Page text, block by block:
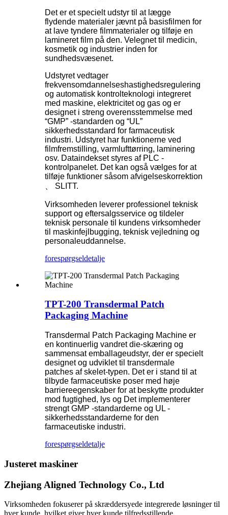
Det er et specielt udstyr til at lægge
flydende materialer jævnt på basisfilmen for
at lave tyndere filmmaterialer og tilføje en
lamineret film på den. Velegnet til medicin,
kosmetik og industrier inden for
sundhedsvæsenet.
Udstyret vedtager
frekvensomdannelseshastighedsregulering
og automatisk kontrolteknologi integreret
med maskine, elektricitet og gas og er
designet i streng overensstemmelse med
“GMP” -standarden og “UL”
sikkerhedsstandard for farmaceutisk
industri. Udstyret har funktionerne ved
filmfremstilling, varmlufttørring, laminering
osv. Dataindekset styres af PLC -
kontrolpanelet. Det kan også vælges for at
tilføje funktioner såsom afvigelseskorrektion
、 SLITT.
Virksomheden leverer professionel teknisk
support og eftersalgsservice og tildeler
teknisk personale til kundens virksomheder
til maskinfejlbugging, teknisk vejledning og
personaleuddannelse.
forespørgseldetalje
TPT-200 Transdermal Patch
Packaging Machine
Transdermal Patch Packaging Machine er
en kontinuerlig vandret die-skæring og
sammensat emballageudstyr, der er specielt
designet og udviklet til transdermale
patches af skelet-typen. Det er i stand til at
tilbyde farmaceutiske poser med høje
barriereegenskaber for at beskytte produkter
mod fugtighed, lys og Det implementerer
strengt GMP -standarderne og UL -
sikkerhedsstandarderne for den
farmaceutiske industri.
forespørgseldetalje
Justeret maskiner
Zhejiang Aligned Technology Co., Ltd
Virksomheden fokuserer på skræddersyede integrerede løsninger til